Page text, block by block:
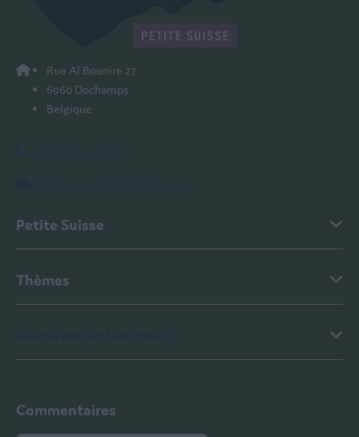
Rue Al Bounire 27
6960 Dochamps
Belgique
Petite Suisse
Thèmes
Commentaires